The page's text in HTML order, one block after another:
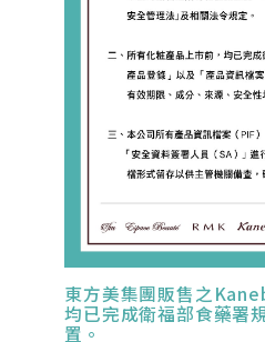
東方美集團販售之
均已完成衛福部食藥署
置。